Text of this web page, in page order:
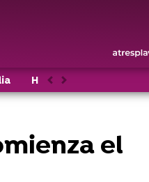
Historias de UPA Next
AnteriorSiguiente
el